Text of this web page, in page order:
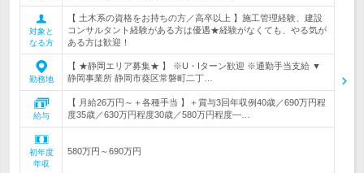
対象と
なる方
【 土木系の資格をお持ちの方／高卒以上 】施工管理経験、建設
コンサルタント経験がある方は優遇★経験がなくても、やる気が
ある方は歓迎！
勤務地
【 ★静岡エリア募集★ 】 ※U・Iターン歓迎 ※通勤手当支給 ▼
静岡事業所 静岡市葵区常磐町二丁…
給与
【 月給26万円～＋各種手当 】＋賞与3回年収例40歳／690万円程
度35歳／630万円程度30歳／580万円程度―…
初年度
年収
580万円～690万円